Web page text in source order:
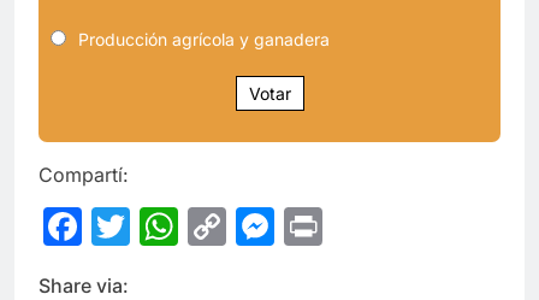
Producción agrícola y ganadera
Votar
Compartí:
Facebook
Twitter
WhatsApp
CopyMessenger
Share via: